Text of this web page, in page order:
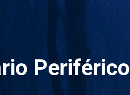
Periférico